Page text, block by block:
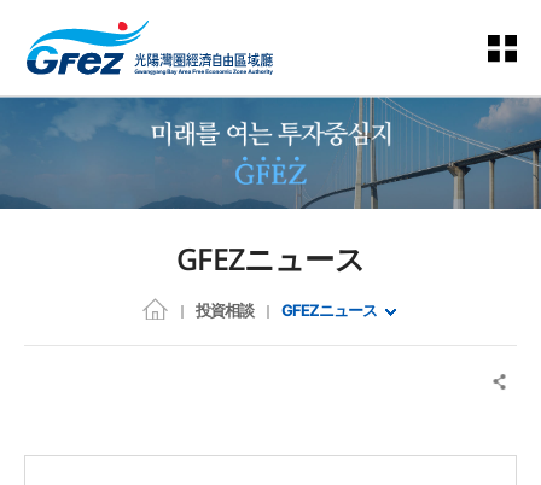
GFEZニュース
投資相談 GFEZニュース